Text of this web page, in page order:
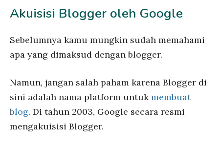
Akuisisi Blogger oleh Google
Sebelumnya kamu mungkin sudah memahami
apa yang dimaksud dengan blogger.
Namun, jangan salah paham karena Blogger di
sini adalah nama platform untukmembuat
blog. Di tahun 2003, Google secara resmi
mengakuisisi Blogger.